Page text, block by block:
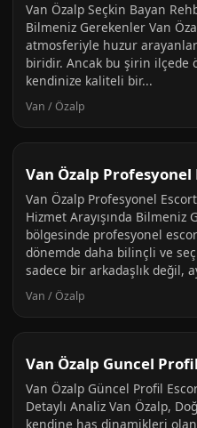
Van Özalp Seçkin Bayan
Bilmeniz Gerekenler Van
atmosferiyle huzur
biridir. Ancak bu şirin ilçede
kendinize kaliteli bir...
Van / Özalp
Van Özalp Profesyonel
Van Özalp Profesyonel
Hizmet Arayışında Bilmeniz
bölgesinde profesyonel
dönemde daha bilinçli ve
sadece bir arkadaşlık değil,
Van / Özalp
Van Özalp Guncel
Van Özalp Güncel Profil
Detaylı Analiz Van Özalp,
kendine has dinamikleri